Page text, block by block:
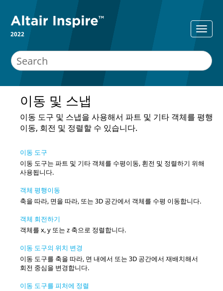
2022
이동 및 스냅
이동 도구 및 스냅을 사용해서 파트 및 기타 객체를 평행
이동, 회전 및 정렬할 수 있습니다.
이동 도구
이동 도구는 파트 및 기타 객체를 수평이동, 횐전 및 정렬하기 위해
사용됩니다.
객체 평행이동
축을 따라, 면을 따라, 또는 3D 공간에서 객체를 수평 이동합니다.
객체 회전하기
객체를 x, y 또는 z 축으로 정렬합니다.
이동 도구의 위치 변경
이동 도구를 축을 따라, 면 내에서 또는 3D 공간에서 재배치해서
회전 중심을 변경합니다.
이동 도구를 피처에 정렬